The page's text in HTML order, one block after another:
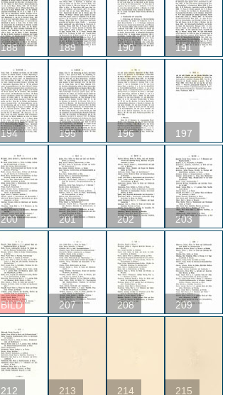
188 189 190 191
194 195 196 197
200 201 202 203
BILD 207 208 209
212 213 214 215